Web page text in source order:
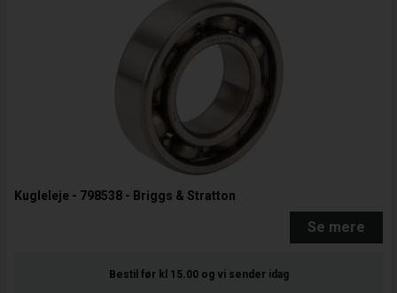
Kugleleje - 798538 - Briggs & Stratton
Se mere
Bestil før kl 15.00 og vi sender idag